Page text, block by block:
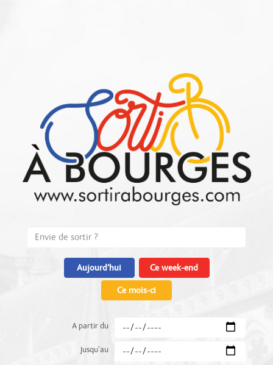
Aujourd'hui Ce week-end
Ce mois-ci
A partir du
Jusqu'au